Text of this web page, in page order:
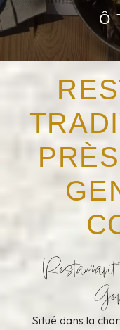
Ô
Situé dans la